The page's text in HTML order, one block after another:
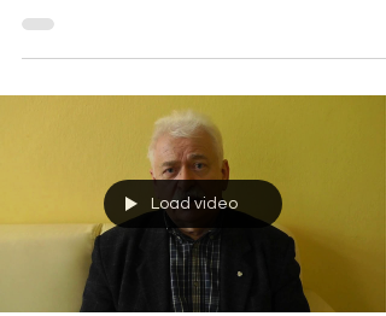
do Narodu Polskiego - link
Load video